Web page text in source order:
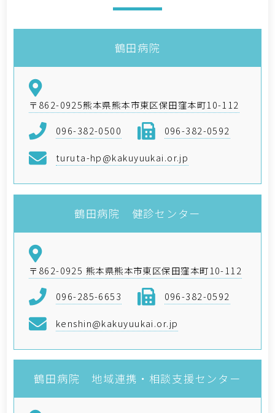
鶴田病院
〒862-0925熊本県熊本市東区保田窪本町10-112
096-382-0500
096-382-0592
turuta-hp@kakuyuukai.or.jp
鶴田病院 健診センター
〒862-0925 熊本県熊本市東区保田窪本町10-112
096-285-6653
096-382-0592
kenshin@kakuyuukai.or.jp
鶴田病院 地域連携・相談支援センター